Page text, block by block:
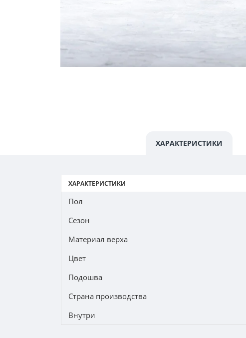
ХАРАКТЕРИСТИКИ
ХАРАКТЕРИСТИКИ
Пол
Сезон
Материал верха
Цвет
Подошва
Страна производства
Внутри